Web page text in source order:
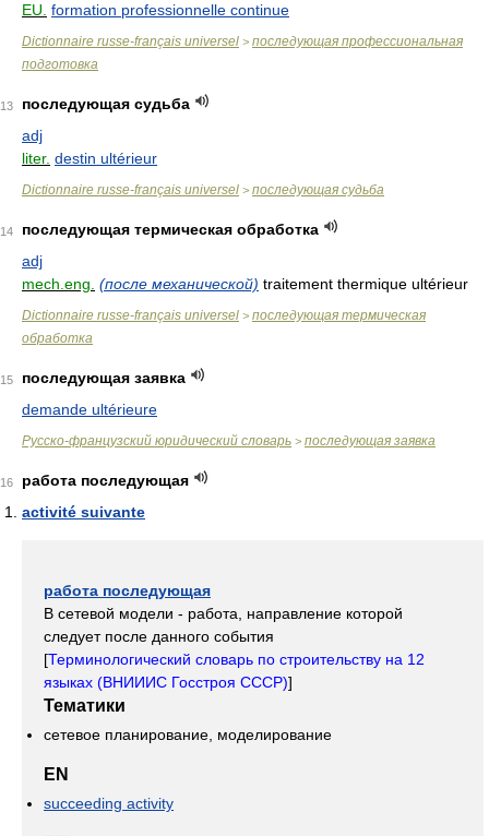
EU. formation professionnelle continue
Dictionnaire russe-français universel > последующая профессиональная
подготовка
13
последующая судьба
adj
liter. destin ultérieur
Dictionnaire russe-français universel > последующая судьба
14
последующая термическая обработка
adj
mech.eng. (после механической) traitement thermique ultérieur
Dictionnaire russe-français universel > последующая термическая
обработка
15
последующая заявка
demande ultérieure
Русско-французский юридический словарь > последующая заявка
16
работа последующая
activité suivante
работа последующая
В сетевой модели - работа, направление которой
следует после данного события
[Терминологический словарь по строительству на 12
языках (ВНИИИС Госстроя СССР)]
Тематики
сетевое планирование, моделирование
EN
succeeding activity